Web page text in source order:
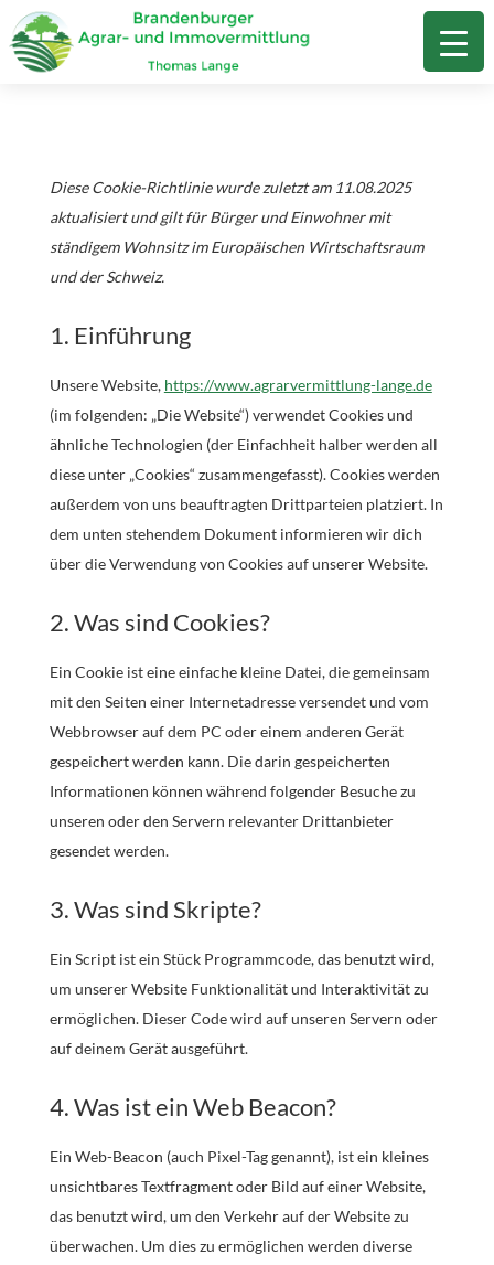
Diese Cookie-Richtlinie wurde zuletzt am 11.08.2025
aktualisiert und gilt für Bürger und Einwohner mit
ständigem Wohnsitz im Europäischen Wirtschaftsraum
und der Schweiz.
1. Einführung
Unsere Website, https://www.agrarvermittlung-lange.de
(im folgenden: „Die Website“) verwendet Cookies und
ähnliche Technologien (der Einfachheit halber werden all
diese unter „Cookies“ zusammengefasst). Cookies werden
außerdem von uns beauftragten Drittparteien platziert. In
dem unten stehendem Dokument informieren wir dich
über die Verwendung von Cookies auf unserer Website.
2. Was sind Cookies?
Ein Cookie ist eine einfache kleine Datei, die gemeinsam
mit den Seiten einer Internetadresse versendet und vom
Webbrowser auf dem PC oder einem anderen Gerät
gespeichert werden kann. Die darin gespeicherten
Informationen können während folgender Besuche zu
unseren oder den Servern relevanter Drittanbieter
gesendet werden.
3. Was sind Skripte?
Ein Script ist ein Stück Programmcode, das benutzt wird,
um unserer Website Funktionalität und Interaktivität zu
ermöglichen. Dieser Code wird auf unseren Servern oder
auf deinem Gerät ausgeführt.
4. Was ist ein Web Beacon?
Ein Web-Beacon (auch Pixel-Tag genannt), ist ein kleines
unsichtbares Textfragment oder Bild auf einer Website,
das benutzt wird, um den Verkehr auf der Website zu
überwachen. Um dies zu ermöglichen werden diverse